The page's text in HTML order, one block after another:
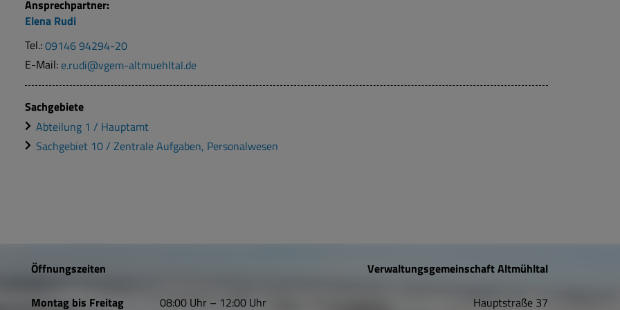
Ansprechpartner:
Elena Rudi
Tel.:09146 94294-20
E-Mail: e.rudi@vgem-altmuehltal.de
Sachgebiete
Abteilung 1 / Hauptamt
Sachgebiet 10 / Zentrale Aufgaben, Personalwesen
Öffnungszeiten
Montag bis Freitag 08:00 Uhr – 12:00 Uhr
Verwaltungsgemeinschaft Altmühltal
Hauptstraße 37